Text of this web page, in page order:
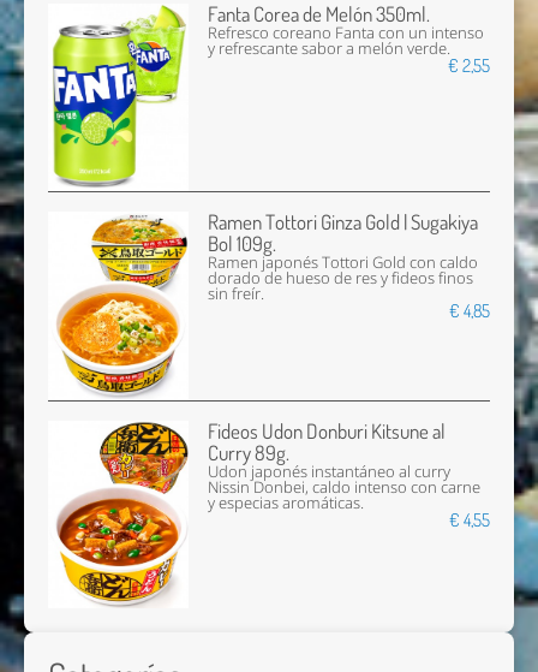
Fanta Corea de Melón 350ml.
Refresco coreano Fanta con un intenso
y refrescante sabor a melón verde.
€ 2,55
Ramen Tottori Ginza Gold | Sugakiya
Bol 109g.
Ramen japonés Tottori Gold con caldo
dorado de hueso de res y fideos finos
sin freír.
€ 4,85
Fideos Udon Donburi Kitsune al
Curry 89g.
Udon japonés instantáneo al curry
Nissin Donbei, caldo intenso con carne
y especias aromáticas.
€ 4,55